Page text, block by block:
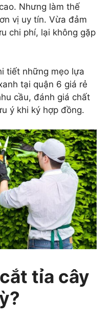
Nhưng làm thế
vị uy tín. Vừa đảm
chi phí, lại không gặp
tiết những mẹo lựa
tại quận 6 giá rẻ
cầu, đánh giá chất
ý khi ký hợp đồng.
tỉa cây